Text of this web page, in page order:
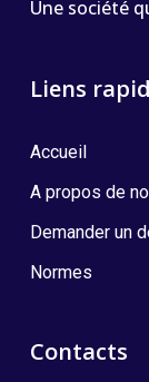
Une société
Liens
Accueil
A propos de
Demander un
Normes
Contacts